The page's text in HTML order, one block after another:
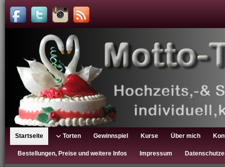
Startseite Torten Gewinnspiel Kurse Über mich
Bestellungen, Preise und weitere Infos Impressum